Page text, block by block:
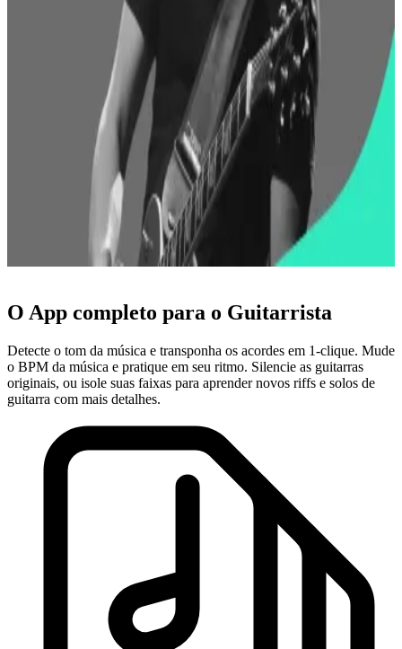
Guitarrista, artista solo, produtor musical e autor de cursos online de
técnicas de guitarra
O App completo para o Guitarrista
Detecte o tom da música e transponha os acordes em 1-clique. Mude
o BPM da música e pratique em seu ritmo. Silencie as guitarras
originais, ou isole suas faixas para aprender novos riffs e solos de
guitarra com mais detalhes.